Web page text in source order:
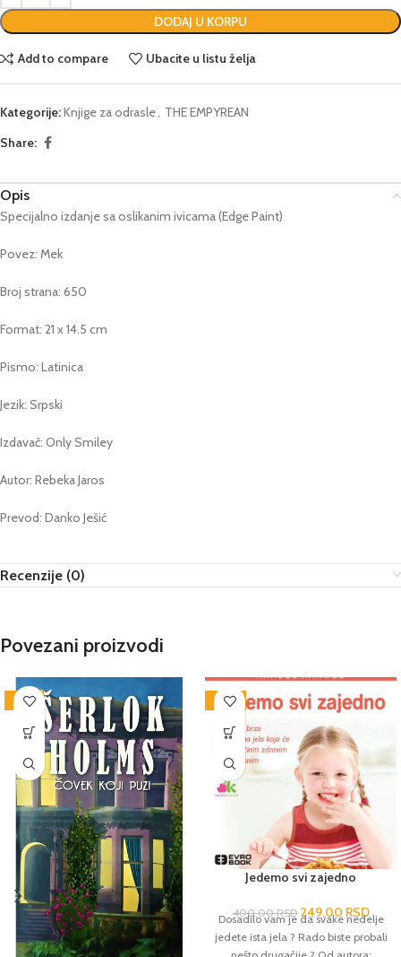
DODAJ U KORPU
Add to compare Ubacite u listu želja
Kategorije:Knjige za odrasle
THE EMPYREAN
Share:
Opis
Specijalno izdanje sa oslikanim ivicama (Edge Paint)
Povez: Mek
Broj strana: 650
Format: 21 x 14.5 cm
Pismo: Latinica
Jezik: Srpski
Izdavač: Only Smiley
Autor: Rebeka Jaros
Prevod: Danko Ješić
Recenzije (0)
Povezani proizvodi
-25% -38%
Jedemo svi zajedno
400,00RSD 249,00 RSD
Dosadilo vam je da svake nedelje
jedete ista jela ? Rado biste probali
nešto drugačije ? Od autora: